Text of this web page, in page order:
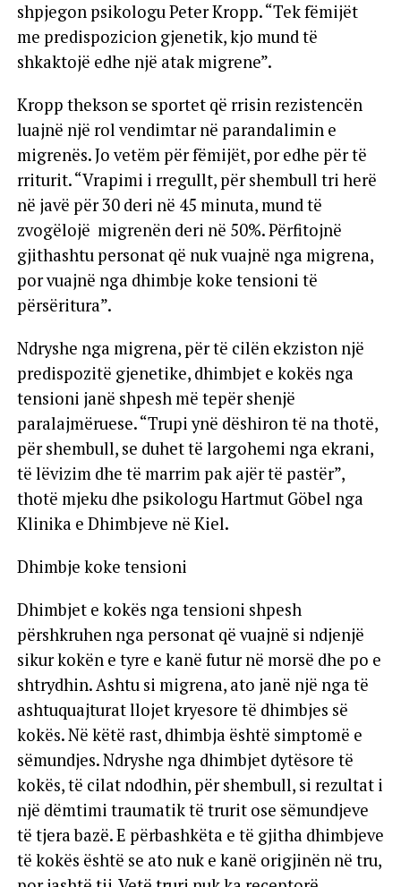
shpjegon psikologu Peter Kropp. “Tek fëmijët
me predispozicion gjenetik, kjo mund të
shkaktojë edhe një atak migrene”.
Kropp thekson se sportet që rrisin rezistencën
luajnë një rol vendimtar në parandalimin e
migrenës. Jo vetëm për fëmijët, por edhe për të
rriturit. “Vrapimi i rregullt, për shembull tri herë
në javë për 30 deri në 45 minuta, mund të
zvogëlojë migrenën deri në 50%. Përfitojnë
gjithashtu personat që nuk vuajnë nga migrena,
por vuajnë nga dhimbje koke tensioni të
përsëritura”.
Ndryshe nga migrena, për të cilën ekziston një
predispozitë gjenetike, dhimbjet e kokës nga
tensioni janë shpesh më tepër shenjë
paralajmëruese. “Trupi ynë dëshiron të na thotë,
për shembull, se duhet të largohemi nga ekrani,
të lëvizim dhe të marrim pak ajër të pastër”,
thotë mjeku dhe psikologu Hartmut Göbel nga
Klinika e Dhimbjeve në Kiel.
Dhimbje koke tensioni
Dhimbjet e kokës nga tensioni shpesh
përshkruhen nga personat që vuajnë si ndjenjë
sikur kokën e tyre e kanë futur në morsë dhe po e
shtrydhin. Ashtu si migrena, ato janë një nga të
ashtuquajturat llojet kryesore të dhimbjes së
kokës. Në këtë rast, dhimbja është simptomë e
sëmundjes. Ndryshe nga dhimbjet dytësore të
kokës, të cilat ndodhin, për shembull, si rezultat i
një dëmtimi traumatik të trurit ose sëmundjeve
të tjera bazë. E përbashkëta e të gjitha dhimbjeve
të kokës është se ato nuk e kanë origjinën në tru,